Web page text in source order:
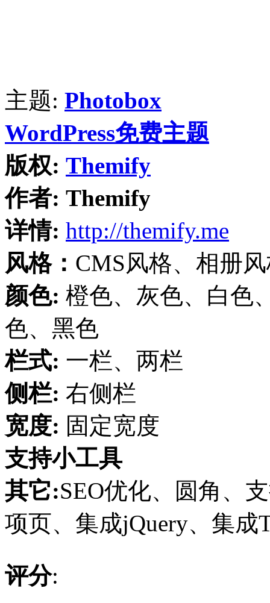
主题: Photobox
WordPress免费主题
版权: Themify
作者: Themify
详情: http://themify.me
风格： CMS风格、相册
颜色: 橙色、灰色、白色
色、黑色
栏式: 一栏、两栏
侧栏: 右侧栏
宽度: 固定宽度
支持小工具
其它:SEO优化、圆角、
项页、集成jQuery、集成
评分: